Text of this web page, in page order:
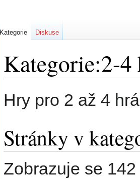
Kategorie:2-4
na
na
Hry pro 2 až 4
Stránky v
Zobrazuje se
Kategorie Diskuse